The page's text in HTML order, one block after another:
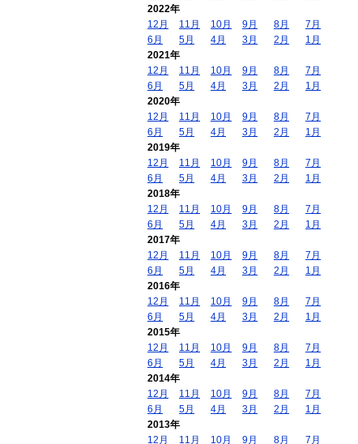
2022年
12月
11月 10月 9月 8月
7月
6月
5月 4月 3月 2月
1月
2021年
12月
11月 10月 9月 8月
7月
6月
5月 4月 3月 2月
1月
2020年
12月
11月 10月 9月 8月
7月
6月
5月 4月 3月 2月
1月
2019年
12月
11月 10月 9月 8月
7月
6月
5月 4月 3月 2月
1月
2018年
12月
11月 10月 9月 8月
7月
6月
5月 4月 3月 2月
1月
2017年
12月
11月 10月 9月 8月
7月
6月
5月 4月 3月 2月
1月
2016年
12月
11月 10月 9月 8月
7月
6月
5月 4月 3月 2月
1月
2015年
12月
11月 10月 9月 8月
7月
6月
5月 4月 3月 2月
1月
2014年
12月
11月 10月 9月 8月
7月
6月
5月 4月 3月 2月
1月
2013年
12月
11月 10月 9月 8月 7月